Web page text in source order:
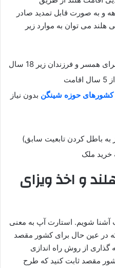
با مدت اعتبار 12 ماهه و به‌ صورت قابل تمدید صادر
هلند می توان به موارد زیر
و فرزندان زیر 18 سال
کشورهای حوزه شینگن بدون نیاز
به باطل کردن تابعیت سابق)
خرید ملک
و اخذ ویزای
آشنا شویم. استارت آپ به معنی
در عین حال برای کشور مقصد
از روش راه اندازی
مقصد ثابت کنید که طرح